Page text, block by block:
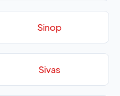
Sinop
Sivas